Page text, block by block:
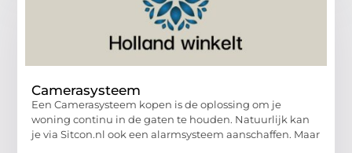
Camerasysteem
Een Camerasysteem kopen is de oplossing om je
woning continu in de gaten te houden. Natuurlijk kan
je via Sitcon.nl ook een alarmsysteem aanschaffen. Maar